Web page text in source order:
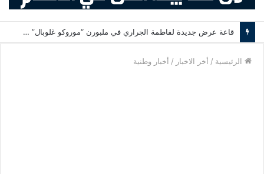
قاعة عرض جديدة لفاطمة الجراري في ملبورن “موروكو غلوبال” (Morocco Global) مكان ثقافي يربط بين المغرب وأستراليا
الرئيسية / أخر الاخبار / أخبار وطنية